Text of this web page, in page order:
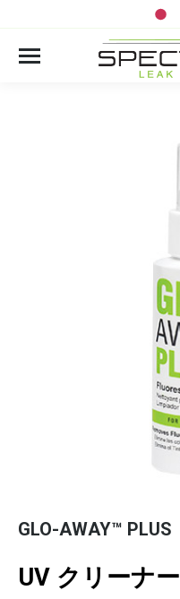
GLO-AWAY™ PLUS
UV クリーナー